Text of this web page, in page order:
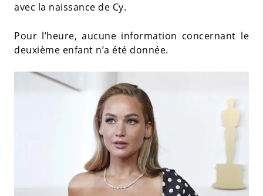
avec la naissance de Cy.
Pour l’heure, aucune information concernant le
deuxième enfant n’a été donnée.